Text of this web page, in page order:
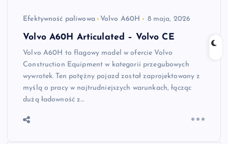
Efektywność paliwowa Volvo A60H 8 maja, 2026
Volvo A60H Articulated – Volvo CE
Volvo A60H to flagowy model w ofercie Volvo
Construction Equipment w kategorii przegubowych
wywrotek. Ten potężny pojazd został zaprojektowany z
myślą o pracy w najtrudniejszych warunkach, łącząc
dużą ładowność z…